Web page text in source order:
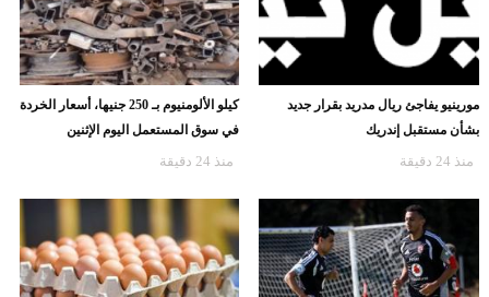
مورينيو يفاجئ ريال مدريد بقرار جديد
بشأن مستقبل إندريك
منذ 24 دقيقة
كيلو الألومنيوم بـ 250 جنيها، أسعار الخردة
في سوق المستعمل اليوم الإثنين
منذ 24 دقيقة